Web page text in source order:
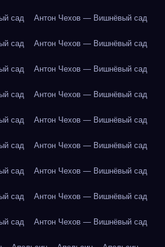
сад Антон Чехов — Вишнёвый сад
сад Антон Чехов — Вишнёвый сад
сад Антон Чехов — Вишнёвый сад
сад Антон Чехов — Вишнёвый сад
сад Антон Чехов — Вишнёвый сад
сад Антон Чехов — Вишнёвый сад
сад Антон Чехов — Вишнёвый сад
сад Антон Чехов — Вишнёвый сад
сад Антон Чехов — Вишнёвый сад